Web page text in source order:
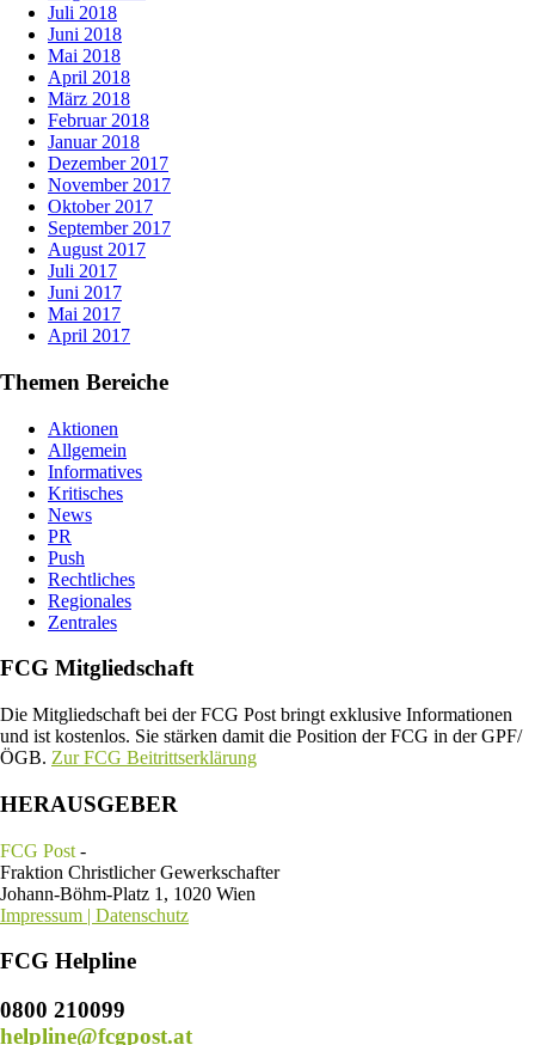
Juli 2018
Juni 2018
Mai 2018
April 2018
März 2018
Februar 2018
Januar 2018
Dezember 2017
November 2017
Oktober 2017
September 2017
August 2017
Juli 2017
Juni 2017
Mai 2017
April 2017
Themen Bereiche
Aktionen
Allgemein
Informatives
Kritisches
News
PR
Push
Rechtliches
Regionales
Zentrales
FCG Mitgliedschaft
Die Mitgliedschaft bei der FCG Post bringt exklusive Informationen
und ist kostenlos. Sie stärken damit die Position der FCG in der GPF/
ÖGB. Zur FCG Beitrittserklärung
HERAUSGEBER
FCG Post -
Fraktion Christlicher Gewerkschafter
Johann-Böhm-Platz 1, 1020 Wien
Impressum | Datenschutz
FCG Helpline
0800 210099
helpline@fcgpost.at